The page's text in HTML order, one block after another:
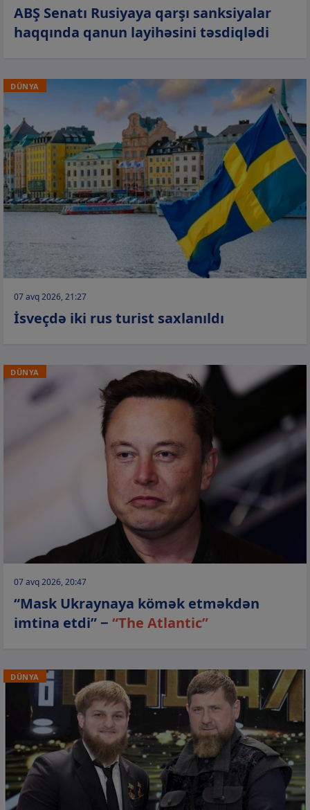
ABŞ Senatı Rusiyaya qarşı sanksiyalar
haqqında qanun layihəsini təsdiqlədi
DÜNYA
07 avq 2026, 21:27
İsveçdə iki rus turist saxlanıldı
DÜNYA
07 avq 2026, 20:47
“Mask Ukraynaya kömək etməkdən
imtina etdi” − “The Atlantic”
DÜNYA